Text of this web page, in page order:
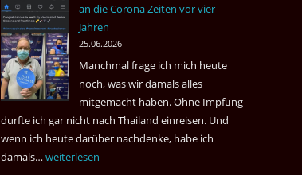
Eaki
&
May
Das
Desaster
Spiel
an die Corona Zeiten vor vier
Jahren
25.06.2026
Manchmal frage ich mich heute
noch, was wir damals alles
mitgemacht haben. Ohne Impfung
durfte ich gar nicht nach Thailand einreisen. Und
wenn ich heute darüber nachdenke, habe ich
damals…Das
weiterlesen